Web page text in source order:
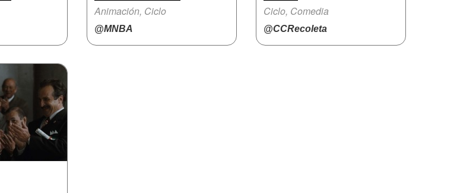
Animación, Ciclo
@MNBA
Ciclo, Comedia
@CCRecoleta